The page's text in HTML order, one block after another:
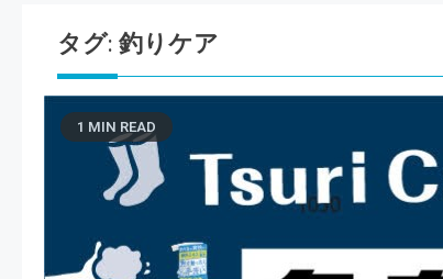
タグ: 釣りケア
1 MIN READ